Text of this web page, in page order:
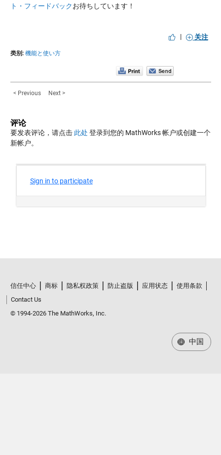
ト・フィードバックお待ちしています！
| 关注
类别: 機能と使い方
< Previous Next >
评论
要发表评论，请点击 此处 登录到您的 MathWorks 帐户或创建一个
新帐户。
信任中心 商标 隐私权政策 防止盗版 应用状态
使用条款
Contact Us
© 1994-2026 The MathWorks, Inc.
中国